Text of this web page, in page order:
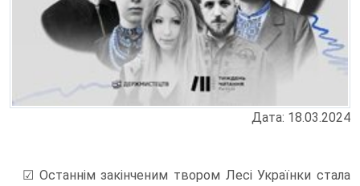
Дата: 18.03.2024
☑ Останнім закінченим твором Лесі Українки стала